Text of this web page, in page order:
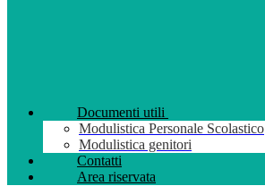
Documenti utili
Modulistica Personale Scolastico
Modulistica genitori
Contatti
Area riservata